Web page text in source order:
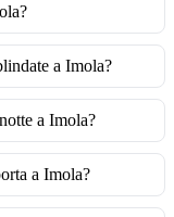
a Imola?
a Imola?
a Imola?